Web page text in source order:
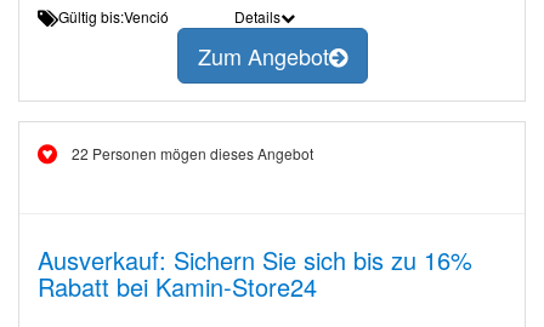
Gültig bis:Venció Details
Zum Angebot
22 Personen mögen dieses Angebot
Ausverkauf: Sichern Sie sich bis zu 16%
Rabatt bei Kamin-Store24